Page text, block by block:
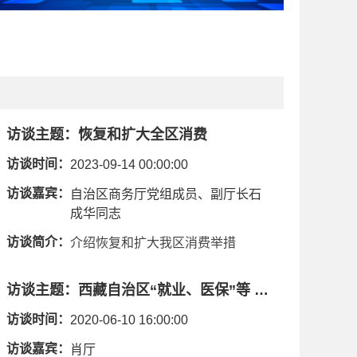
访谈主题： 恢复和扩大全区消费
访谈时间： 2023-09-14 00:00:00
访谈嘉宾：
自治区商务厅党组成员、副厅长石
成华同志
访谈简介： 介绍恢复和扩大我区消费举措
访谈主题： 西藏自治区“就业、医保”等 民生保障政策相关情况
访谈时间： 2020-06-10 16:00:00
访谈嘉宾： 肖厅